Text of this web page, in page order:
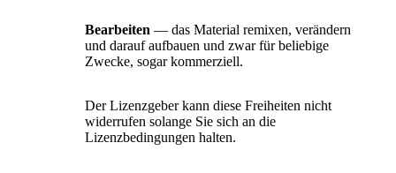
Bearbeiten — das Material remixen, verändern
und darauf aufbauen und zwar für beliebige
Zwecke, sogar kommerziell.
Der Lizenzgeber kann diese Freiheiten nicht
widerrufen solange Sie sich an die
Lizenzbedingungen halten.